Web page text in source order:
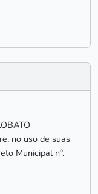
no uso de suas
Municipal nº.